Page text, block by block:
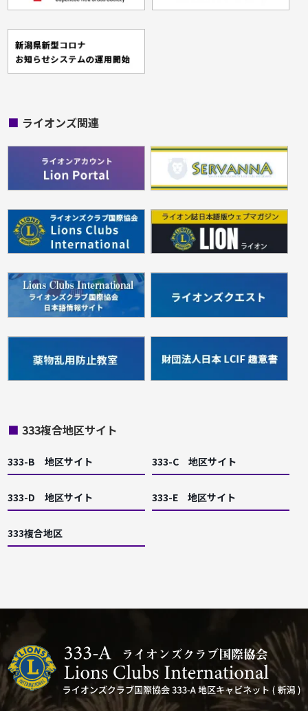
■ ライオンズ関連
■ 333複合地区サイト
333-B 地区サイト 333-C 地区サイト
333-D 地区サイト 333-E 地区サイト
333複合地区